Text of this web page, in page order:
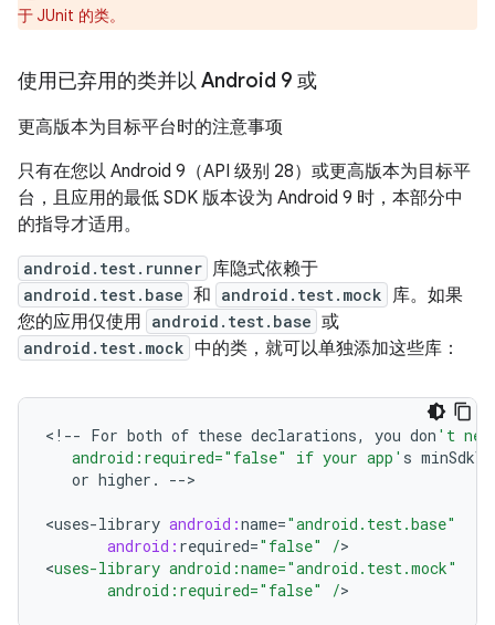
于 JUnit 的类。
使用已弃用的类并以 Android 9 或
更高版本为目标平台时的注意事项
只有在您以 Android 9（API 级别 28）或更高版本为目标平
台，且应用的最低 SDK 版本设为 Android 9 时，本部分中
的指导才适用。
android.test.runner 库隐式依赖于
android.test.base 和 android.test.mock 库。如果
您的应用仅使用 android.test.base 或
android.test.mock 中的类，就可以单独添加这些库：
< !-- For both of these declarations, you don 't
   android:required="false" if your app'
s
or higher . -->
<uses-library android:name="android.test.base"
android: required="false" />
<uses-library android:name="android.test.mock"
       android:required="false" /